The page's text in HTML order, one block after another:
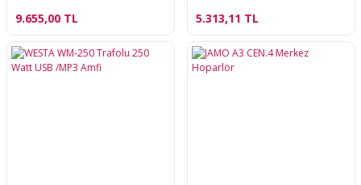
9.655,00 TL 5.313,11 TL